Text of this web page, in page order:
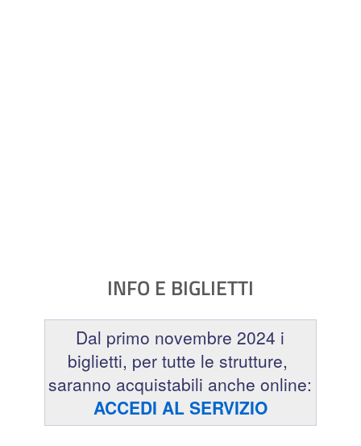
INFO E BIGLIETTI
Dal primo novembre 2024 i
biglietti, per tutte le strutture,
saranno acquistabili anche online:
ACCEDI AL SERVIZIO